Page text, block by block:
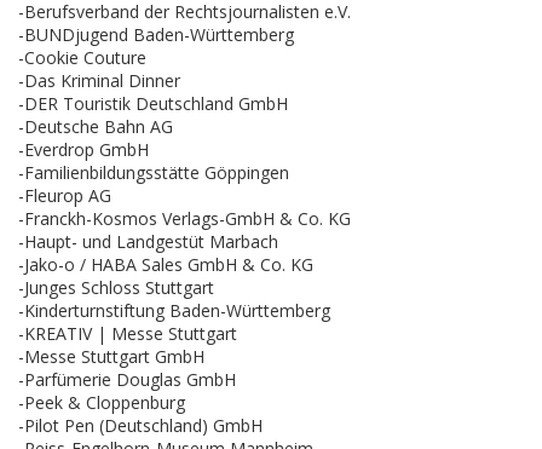
-Berufsverband der Rechtsjournalisten e.V.
-BUNDjugend Baden-Württemberg
-Cookie Couture
-Das Kriminal Dinner
-DER Touristik Deutschland GmbH
-Deutsche Bahn AG
-Everdrop GmbH
-Familienbildungsstätte Göppingen
-Fleurop AG
-Franckh-Kosmos Verlags-GmbH & Co. KG
-Haupt- und Landgestüt Marbach
-Jako-o / HABA Sales GmbH & Co. KG
-Junges Schloss Stuttgart
-Kinderturnstiftung Baden-Württemberg
-KREATIV | Messe Stuttgart
-Messe Stuttgart GmbH
-Parfümerie Douglas GmbH
-Peek & Cloppenburg
-Pilot Pen (Deutschland) GmbH